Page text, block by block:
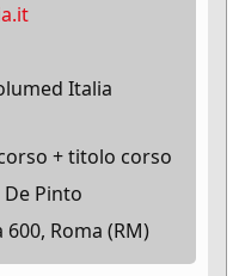
Italia
+ titolo corso
De Pinto
600, Roma (RM)